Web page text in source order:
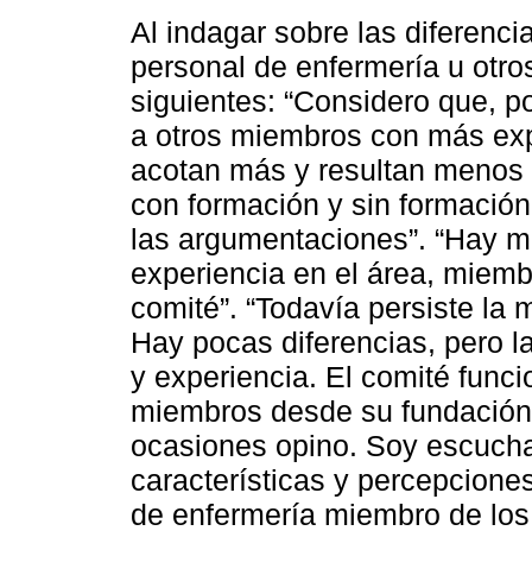
Al indagar sobre las
personal de enfermería u
siguientes: “Considero que,
a otros miembros con más
acotan más y resultan
con formación y sin
las argumentaciones”. “Hay
experiencia en el área,
comité”. “Todavía persiste la
Hay pocas diferencias, pero
y experiencia. El comité
miembros desde su
ocasiones opino. Soy
características y
de enfermería miembro de